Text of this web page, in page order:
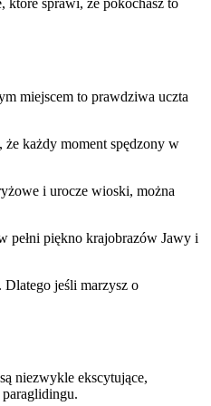
miejscem to prawdziwa uczta
że każdy ‌moment spędzony ⁤w
i urocze wioski, można⁣
pełni ⁤piękno krajobrazów Jawy ⁣i
Dlatego ⁤jeśli marzysz o
niezwykle ekscytujące,